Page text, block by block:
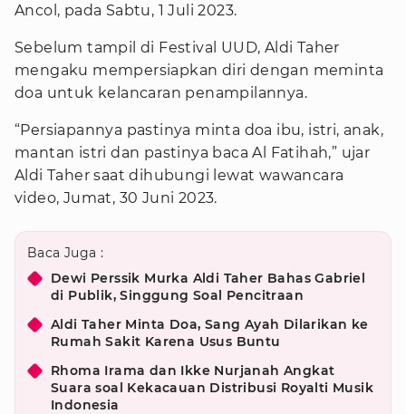
Ancol, pada Sabtu, 1 Juli 2023.
Sebelum tampil di Festival UUD, Aldi Taher
mengaku mempersiapkan diri dengan meminta
doa untuk kelancaran penampilannya.
“Persiapannya pastinya minta doa ibu, istri, anak,
mantan istri dan pastinya baca Al Fatihah,” ujar
Aldi Taher saat dihubungi lewat wawancara
video, Jumat, 30 Juni 2023.
Baca Juga :
Dewi Perssik Murka Aldi Taher Bahas Gabriel
di Publik, Singgung Soal Pencitraan
Aldi Taher Minta Doa, Sang Ayah Dilarikan ke
Rumah Sakit Karena Usus Buntu
Rhoma Irama dan Ikke Nurjanah Angkat
Suara soal Kekacauan Distribusi Royalti Musik
Indonesia